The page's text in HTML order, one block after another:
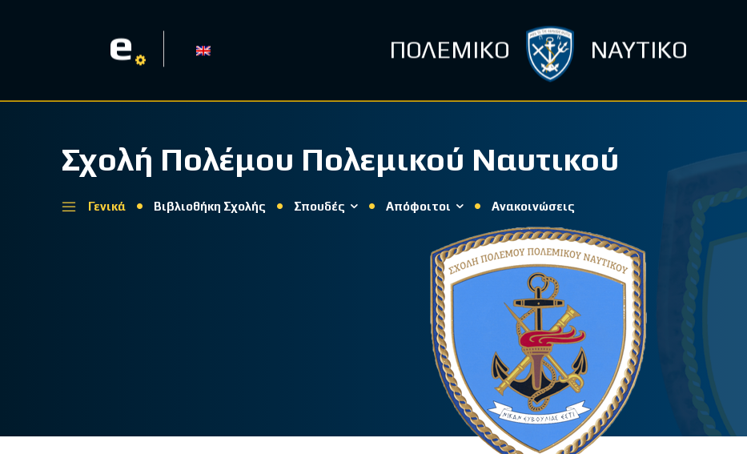
e ΠΟΛΕΜΙΚΟ ΝΑΥΤΙΚΟ
Σχολή Πολέμου Πολεμικού Ναυτικού
Γενικά Βιβλιοθήκη Σχολής Σπουδές Απόφοιτοι Ανακοινώσεις